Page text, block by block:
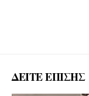
ΔΕΙΤΕ ΕΠΙΣΗΣ